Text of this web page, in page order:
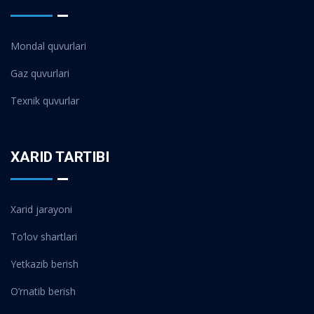
Mondal quvurlari
Gaz quvurlari
Texnik quvurlar
XARID TARTIBI
Xarid jarayoni
To’lov shartlari
Yetkazib berish
O’rnatib berish